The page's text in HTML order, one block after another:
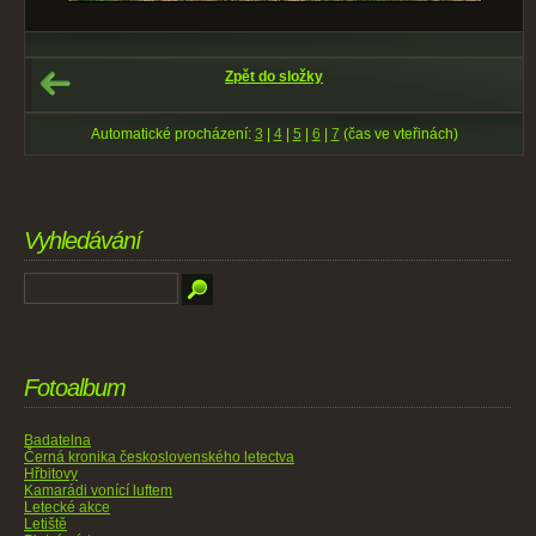
Zpět do složky
Automatické procházení: 3 4| 5 6 7 (čas ve vteřinách)
Vyhledávání
Fotoalbum
Badatelna
Černá kronika československého letectva
Hřbitovy
Kamarádi vonící luftem
Letecké akce
Letiště